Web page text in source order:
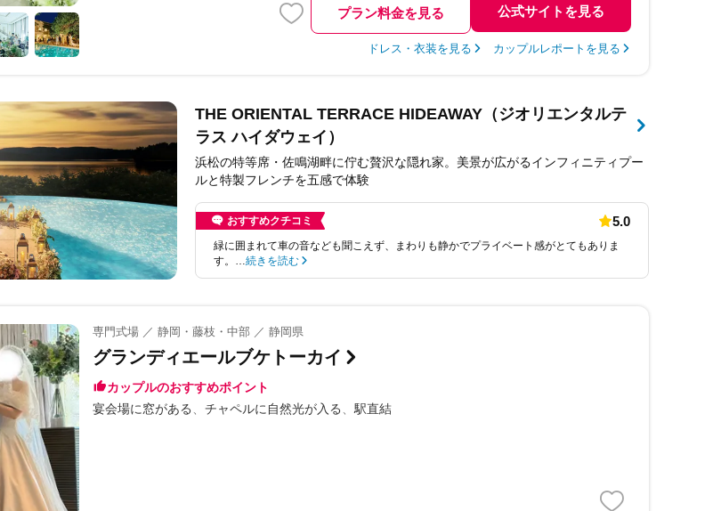
プラン料金を見る 公式サイトを見る
ドレス・衣装を見る カップルレポートを見る
THE ORIENTAL TERRACE HIDEAWAY（ジオリエンタルテ
ラス ハイダウェイ）
浜松の特等席・佐鳴湖畔に佇む贅沢な隠れ家。美景が広がるインフィニティプー
ルと特製フレンチを五感で体験
おすすめクチコミ 5.0
緑に囲まれて車の音なども聞こえず、まわりも静かでプライベート感がとてもありま
す。…続きを読む
専門式場 ／ 静岡・藤枝・中部 ／ 静岡県
グランディエールブケトーカイ
カップルのおすすめポイント
宴会場に窓がある
チャペルに自然光が入る 駅直結